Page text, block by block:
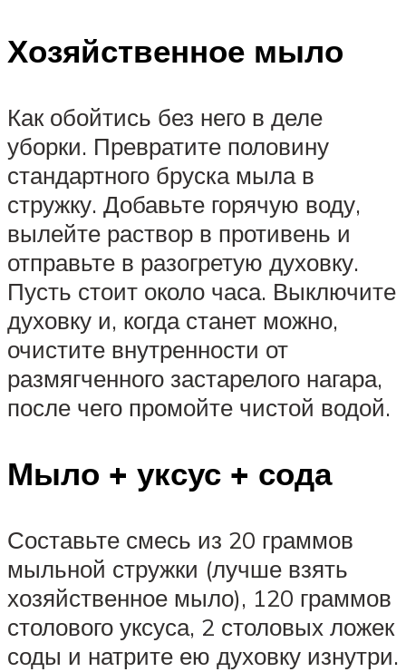
Хозяйственное мыло
Как обойтись без него в деле
уборки. Превратите половину
стандартного бруска мыла в
стружку. Добавьте горячую воду,
вылейте раствор в противень и
отправьте в разогретую духовку.
Пусть стоит около часа. Выключите
духовку и, когда станет можно,
очистите внутренности от
размягченного застарелого нагара,
после чего промойте чистой водой.
Мыло + уксус + сода
Составьте смесь из 20 граммов
мыльной стружки (лучше взять
хозяйственное мыло), 120 граммов
столового уксуса, 2 столовых ложек
соды и натрите ею духовку изнутри.